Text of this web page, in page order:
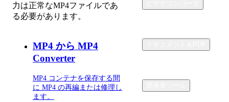
力は正常なMP4ファイルであ
る必要があります。
MP4 から MP4
Converter
MP4 コンテナを保存する間
に MP4 の再編または修理し
ます。